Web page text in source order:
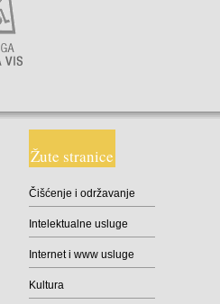
Žute stranice
Čišćenje i održavanje
Intelektualne usluge
Internet i www usluge
Kultura